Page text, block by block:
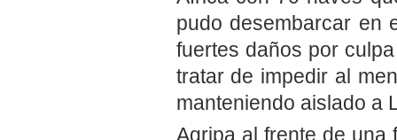
pudo desembarcar en
fuertes daños por
tratar de impedir al
manteniendo aislado a
Agripa al frente de una